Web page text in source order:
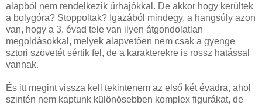
alapból nem rendelkezik űrhajókkal. De akkor hogy kerültek
a bolygóra? Stoppoltak? Igazából mindegy, a hangsúly azon
van, hogy a 3. évad tele van ilyen átgondolatlan
megoldásokkal, melyek alapvetően nem csak a gyenge
sztori szövetét sértik fel, de a karakterekre is rossz hatással
vannak.
És itt megint vissza kell tekintenem az első két évadra, ahol
szintén nem kaptunk különösebben komplex figurákat, de